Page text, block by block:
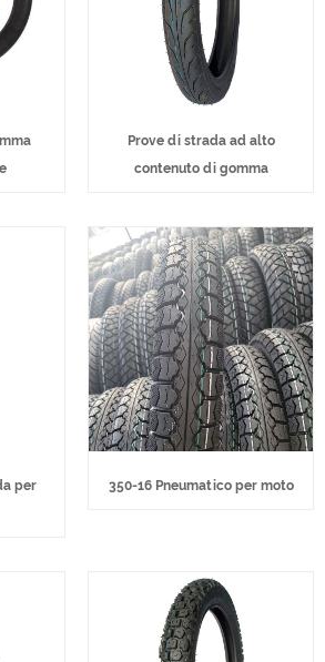
Prove di strada ad alto
contenuto di gomma
per
350-16 Pneumatico per moto